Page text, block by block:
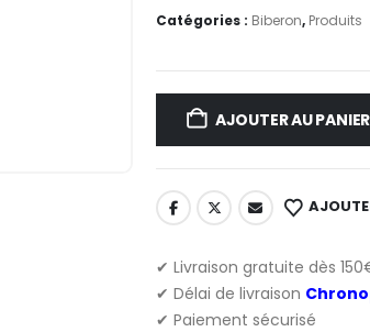
Catégories : Biberon, Produits
AJOUTER AU PANIER
✔ Livraison gratuite dès
✔ Délai de livraison
✔ Paiement sécurisé